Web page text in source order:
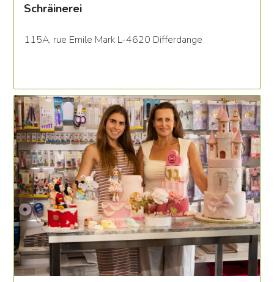
Schräinerei
115A, rue Emile Mark L-4620 Differdange